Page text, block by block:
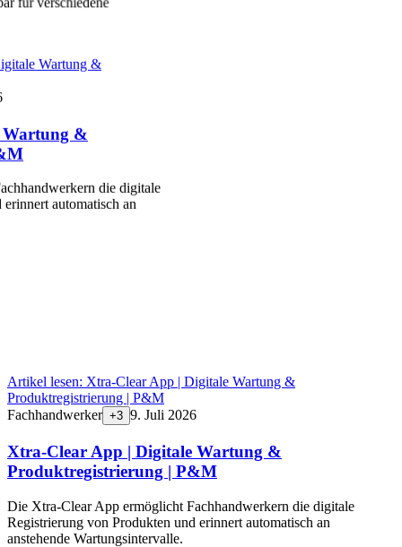
für verschiedene
Wartung &
Wartung &
die digitale
automatisch an
Artikel lesen: Xtra-Clear App | Digitale Wartung &
Produktregistrierung | P&M
Fachhandwerker +3 9. Juli 2026
Xtra-Clear App | Digitale Wartung &
Produktregistrierung | P&M
Die Xtra-Clear App ermöglicht Fachhandwerkern die digitale
Registrierung von Produkten und erinnert automatisch an
anstehende Wartungsintervalle.